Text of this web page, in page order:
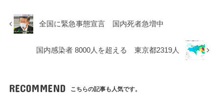
全国に緊急事態宣言 国内死者急増中
国内感染者 8000人を超える 東京都2319人
RECOMMEND こちらの記事も人気です。